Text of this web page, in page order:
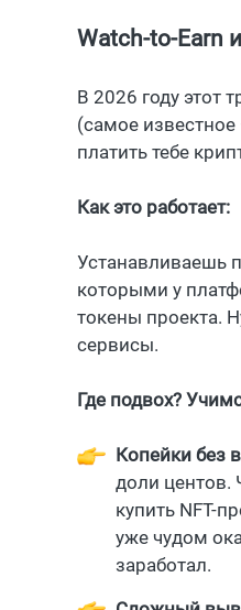
Watch-to-Earn
В 2026 году этот
(самое
платить тебе
Как это работает:
Устанавливаешь
которыми у
токены проекта.
сервисы.
Где подвох?
Копейки без
доли центов.
купить NFT-
уже чудом
заработал.